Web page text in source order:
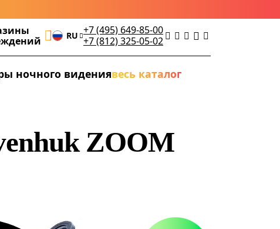
RU +7 (495) 649-85-00
+7 (812) 325-05-02
ночного видениявесь каталог
ZOOM